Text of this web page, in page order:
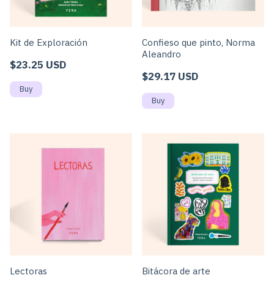
Kit de Exploración
$23.25 USD
Confieso que pinto, Norma
Aleandro
$29.17 USD
Lectoras Bitácora de arte